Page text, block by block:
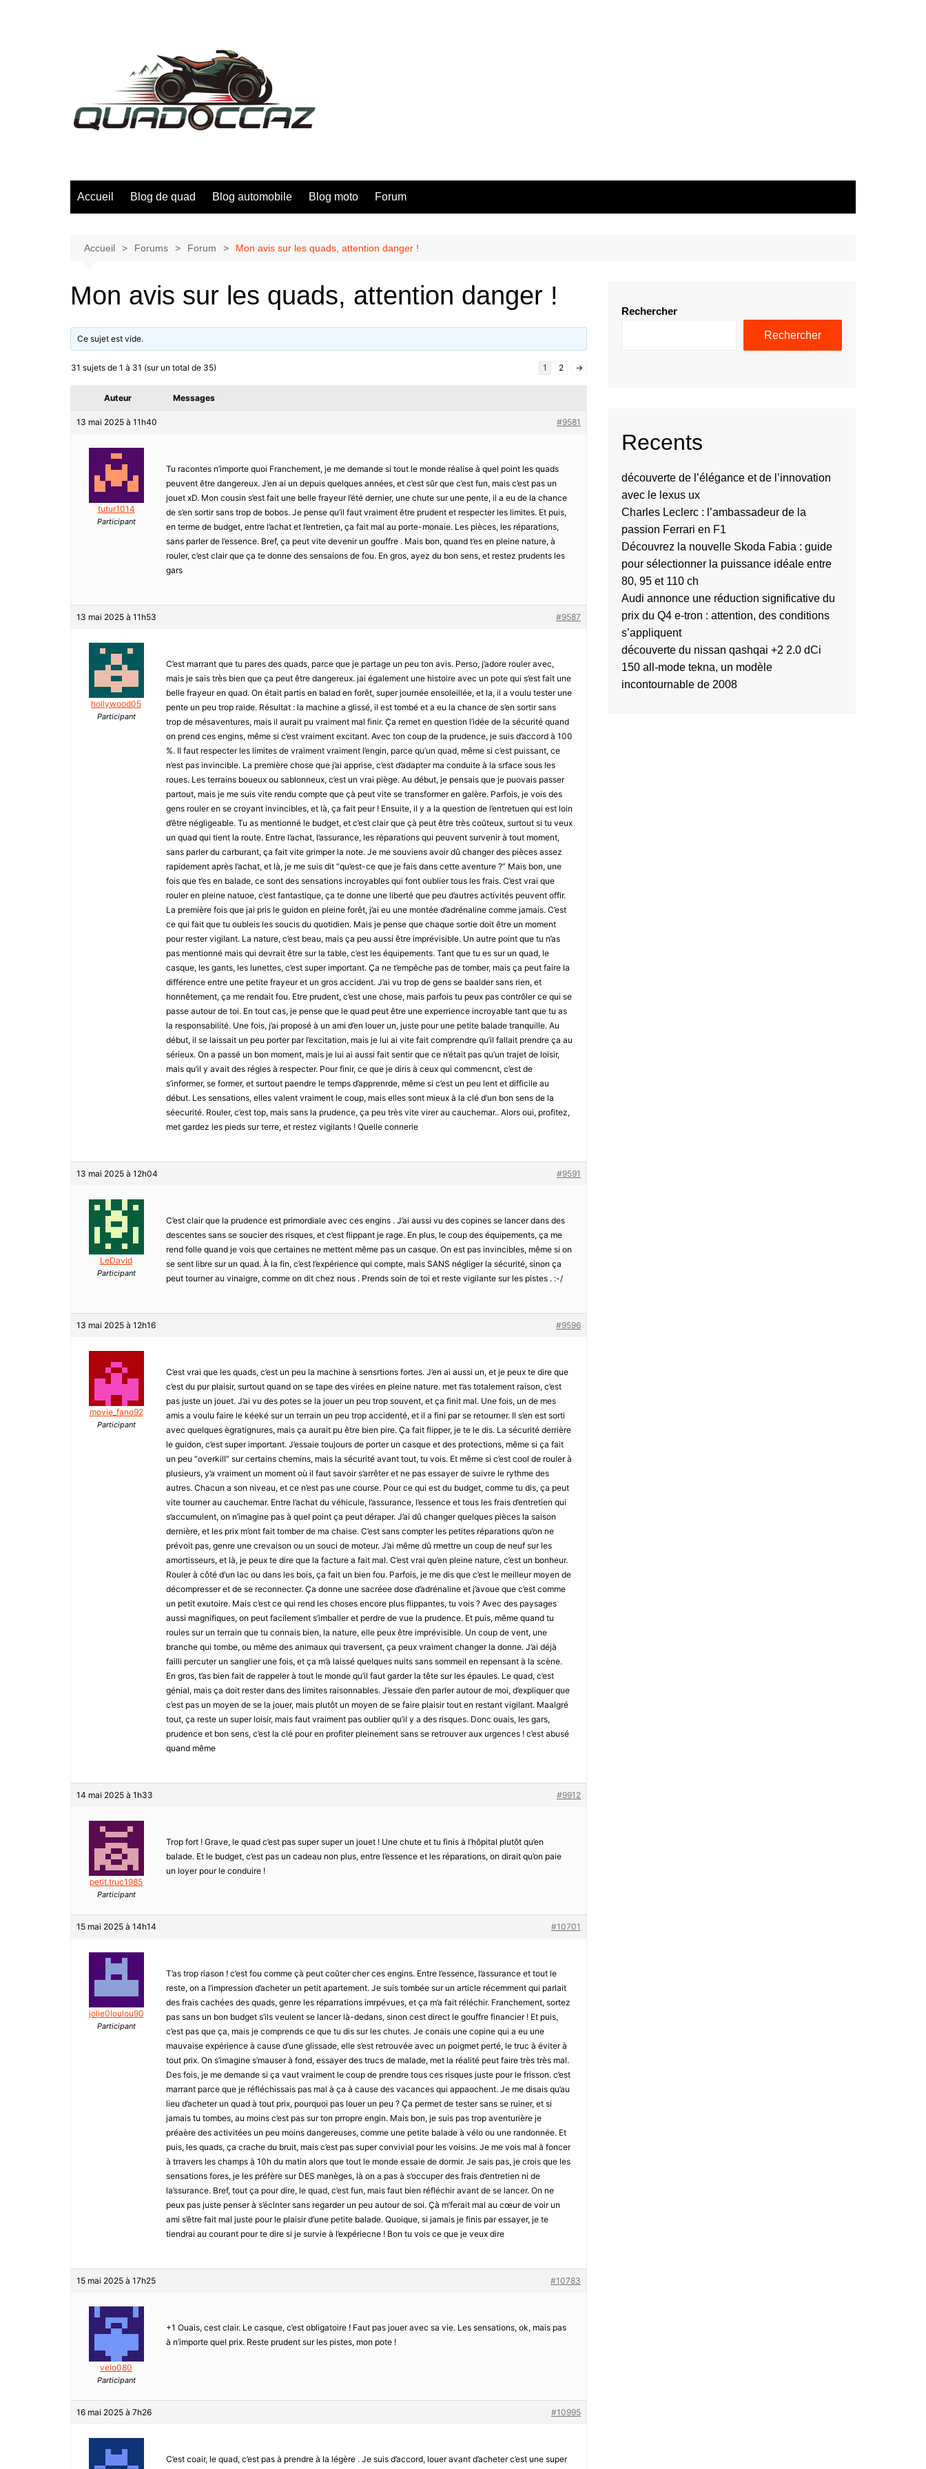
Accueil Blog de quad Blog automobile Blog moto Forum
Accueil Forums Forum Mon avis sur les quads, attention danger !
Mon avis sur les quads, attention danger !
Ce sujet est vide.
31 sujets de 1 à 31 (sur un total de 35) 1 2 →
Auteur Messages
13 mai 2025 à 11h40 #9581
tutur1014
Participant
Tu racontes n’importe quoi Franchement, je me demande si tout le monde réalise à quel point les quads
peuvent être dangereux. J’en ai un depuis quelques années, et c’est sûr que c’est fun, mais c’est pas un
jouet xD. Mon cousin s’est fait une belle frayeur l’été dernier, une chute sur une pente, il a eu de la chance
de s’en sortir sans trop de bobos. Je pense qu’il faut vraiment être prudent et respecter les limites. Et puis,
en terme de budget, entre l’achat et l’entretien, ça fait mal au porte-monaie. Les pièces, les réparations,
sans parler de l’essence. Bref, ça peut vite devenir un gouffre . Mais bon, quand t’es en pleine nature, à
rouler, c’est clair que ça te donne des sensaions de fou. En gros, ayez du bon sens, et restez prudents les
gars
13 mai 2025 à 11h53 #9587
hollywood05
Participant
C’est marrant que tu pares des quads, parce que je partage un peu ton avis. Perso, j’adore rouler avec,
mais je sais très bien que ça peut être dangereux. jai également une histoire avec un pote qui s’est fait une
belle frayeur en quad. On était partis en balad en forêt, super journée ensoleillée, et la, il a voulu tester une
pente un peu trop raide. Résultat : la machine a glissé, il est tombé et a eu la chance de s’en sortir sans
trop de mésaventures, mais il aurait pu vraiment mal finir. Ça remet en question l’idée de la sécurité quand
on prend ces engins, même si c’est vraiment excitant. Avec ton coup de la prudence, je suis d’accord à 100
%. Il faut respecter les limites de vraiment vraiment l’engin, parce qu’un quad, même si c’est puissant, ce
n’est pas invincible. La première chose que j’ai apprise, c’est d’adapter ma conduite à la srface sous les
roues. Les terrains boueux ou sablonneux, c’est un vrai piège. Au début, je pensais que je puovais passer
partout, mais je me suis vite rendu compte que çà peut vite se transformer en galère. Parfois, je vois des
gens rouler en se croyant invincibles, et là, ça fait peur ! Ensuite, il y a la question de l’entretuen qui est loin
d’être négligeable. Tu as mentionné le budget, et c’est clair que çà peut être très coûteux, surtout si tu veux
un quad qui tient la route. Entre l’achat, l’assurance, les réparations qui peuvent survenir à tout moment,
sans parler du carburant, ça fait vite grimper la note. Je me souviens avoir dû changer des pièces assez
rapidement après l’achat, et là, je me suis dit “qu’est-ce que je fais dans cette aventure ?” Mais bon, une
fois que t’es en balade, ce sont des sensations incroyables qui font oublier tous les frais. C’est vrai que
rouler en pleine natuoe, c’est fantastique, ça te donne une liberté que peu d’autres activités peuvent offir.
La première fois que jai pris le guidon en pleine forêt, j’ai eu une montée d’adrénaline comme jamais. C’est
ce qui fait que tu oubleis les soucis du quotidien. Mais je pense que chaque sortie doit être un moment
pour rester vigilant. La nature, c’est beau, mais ça peu aussi être imprévisible. Un autre point que tu n’as
pas mentionné mais qui devrait être sur la table, c’est les équipements. Tant que tu es sur un quad, le
casque, les gants, les lunettes, c’est super important. Ça ne t’empêche pas de tomber, mais ça peut faire la
différence entre une petite frayeur et un gros accident. J’ai vu trop de gens se baalder sans rien, et
honnêtement, ça me rendait fou. Etre prudent, c’est une chose, mais parfois tu peux pas contrôler ce qui se
passe autour de toi. En tout cas, je pense que le quad peut être une experrience incroyable tant que tu as
la responsabilité. Une fois, j’ai proposé à un ami d’en louer un, juste pour une petite balade tranquille. Au
début, il se laissait un peu porter par l’excitation, mais je lui ai vite fait comprendre qu’il fallait prendre ça au
sérieux. On a passé un bon moment, mais je lui ai aussi fait sentir que ce n’était pas qu’un trajet de loisir,
mais qu’il y avait des régles à respecter. Pour finir, ce que je diris à ceux qui commencnt, c’est de
s’informer, se former, et surtout paendre le temps d’apprenrde, même si c’est un peu lent et difficile au
début. Les sensations, elles valent vraiment le coup, mais elles sont mieux à la clé d’un bon sens de la
séecurité. Rouler, c’est top, mais sans la prudence, ça peu très vite virer au cauchemar.. Alors oui, profitez,
met gardez les pieds sur terre, et restez vigilants ! Quelle connerie
13 mai 2025 à 12h04 #9591
LeDavid
Participant
C’est clair que la prudence est primordiale avec ces engins . J’ai aussi vu des copines se lancer dans des
descentes sans se soucier des risques, et c’est flippant je rage. En plus, le coup des équipements, ça me
rend folle quand je vois que certaines ne mettent même pas un casque. On est pas invincibles, même si on
se sent libre sur un quad. À la fin, c’est l’expérience qui compte, mais SANS négliger la sécurité, sinon ça
peut tourner au vinaigre, comme on dit chez nous . Prends soin de toi et reste vigilante sur les pistes . :-/
13 mai 2025 à 12h16 #9596
movie_fano92
Participant
C’est vrai que les quads, c’est un peu la machine à sensrtions fortes. J’en ai aussi un, et je peux te dire que
c’est du pur plaisir, surtout quand on se tape des virées en pleine nature. met t’as totalement raison, c’est
pas juste un jouet. J’ai vu des potes se la jouer un peu trop souvent, et ça finit mal. Une fois, un de mes
amis a voulu faire le kéeké sur un terrain un peu trop accidenté, et il a fini par se retourner. Il s’en est sorti
avec quelques ègratignures, mais ça aurait pu être bien pire. Ça fait flipper, je te le dis. La sécurité derrière
le guidon, c’est super important. J’essaie toujours de porter un casque et des protections, même si ça fait
un peu “overkill” sur certains chemins, mais la sécurité avant tout, tu vois. Et même si c’est cool de rouler à
plusieurs, y’a vraiment un moment où il faut savoir s’arrêter et ne pas essayer de suivre le rythme des
autres. Chacun a son niveau, et ce n’est pas une course. Pour ce qui est du budget, comme tu dis, ça peut
vite tourner au cauchemar. Entre l’achat du véhicule, l’assurance, l’essence et tous les frais d’entretien qui
s’accumulent, on n’imagine pas à quel point ça peut déraper. J’ai dû changer quelques pièces la saison
dernière, et les prix m’ont fait tomber de ma chaise. C’est sans compter les petites réparations qu’on ne
prévoit pas, genre une crevaison ou un souci de moteur. J’ai même dû rmettre un coup de neuf sur les
amortisseurs, et là, je peux te dire que la facture a fait mal. C’est vrai qu’en pleine nature, c’est un bonheur.
Rouler à côté d’un lac ou dans les bois, ça fait un bien fou. Parfois, je me dis que c’est le meilleur moyen de
décompresser et de se reconnecter. Ça donne une sacréee dose d’adrénaline et j’avoue que c’est comme
un petit exutoire. Mais c’est ce qui rend les choses encore plus flippantes, tu vois ? Avec des paysages
aussi magnifiques, on peut facilement s’imballer et perdre de vue la prudence. Et puis, même quand tu
roules sur un terrain que tu connais bien, la nature, elle peux être imprévisible. Un coup de vent, une
branche qui tombe, ou même des animaux qui traversent, ça peux vraiment changer la donne. J’ai déjà
failli percuter un sanglier une fois, et ça m’à laissé quelques nuits sans sommeil en repensant à la scène.
En gros, t’as bien fait de rappeler à tout le monde qu’il faut garder la tête sur les épaules. Le quad, c’est
génial, mais ça doit rester dans des limites raisonnables. J’essaie d’en parler autour de moi, d’expliquer que
c’est pas un moyen de se la jouer, mais plutôt un moyen de se faire plaisir tout en restant vigilant. Maalgré
tout, ça reste un super loisir, mais faut vraiment pas oublier qu’il y a des risques. Donc ouais, les gars,
prudence et bon sens, c’est la clé pour en profiter pleinement sans se retrouver aux urgences ! c’est abusé
quand même
14 mai 2025 à 1h33 #9912
petit.truc1985
Participant
Trop fort ! Grave, le quad c’est pas super super un jouet ! Une chute et tu finis à l’hôpital plutôt qu’en
balade. Et le budget, c’est pas un cadeau non plus, entre l’essence et les réparations, on dirait qu’on paie
un loyer pour le conduire !
15 mai 2025 à 14h14 #10701
jolie0loulou90
Participant
T’as trop riason ! c’est fou comme çà peut coûter cher ces engins. Entre l’essence, l’assurance et tout le
reste, on a l’impression d’acheter un petit apartement. Je suis tombée sur un article récemment qui parlait
des frais cachées des quads, genre les réparrations imrpévues, et ça m’a fait réléchir. Franchement, sortez
pas sans un bon budget s’ils veulent se lancer là-dedans, sinon cest direct le gouffre financier ! Et puis,
c’est pas que ça, mais je comprends ce que tu dis sur les chutes. Je conais une copine qui a eu une
mauvaise expérience à cause d’une glissade, elle s’est retrouvée avec un poigmet perté, le truc à éviter à
tout prix. On s’imagine s’mauser à fond, essayer des trucs de malade, met la réalité peut faire très très mal.
Des fois, je me demande si ça vaut vraiment le coup de prendre tous ces risques juste pour le frisson. c’est
marrant parce que je réfléchissais pas mal à ça à cause des vacances qui appaochent. Je me disais qu’au
lieu d’acheter un quad à tout prix, pourquoi pas louer un peu ? Ça permet de tester sans se ruiner, et si
jamais tu tombes, au moins c’est pas sur ton prropre engin. Mais bon, je suis pas trop aventurière je
préaère des activitées un peu moins dangereuses, comme une petite balade à vélo ou une randonnée. Et
puis, les quads, ça crache du bruit, mais c’est pas super convivial pour les voisins. Je me vois mal à foncer
à trravers les champs à 10h du matin alors que tout le monde essaie de dormir. Je sais pas, je crois que les
sensations fores, je les préfère sur DES manèges, là on a pas à s’occuper des frais d’entretien ni de
la’ssurance. Bref, tout ça pour dire, le quad, c’est fun, mais faut bien réfléchir avant de se lancer. On ne
peux pas juste penser à s’éclnter sans regarder un peu autour de soi. Çà m’ferait mal au cœur de voir un
ami s’être fait mal juste pour le plaisir d’une petite balade. Quoique, si jamais je finis par essayer, je te
tiendrai au courant pour te dire si je survie à l’expériecne ! Bon tu vois ce que je veux dire
15 mai 2025 à 17h25 #10783
velo080
Participant
+1 Ouais, cest clair. Le casque, c’est obligatoire ! Faut pas jouer avec sa vie. Les sensations, ok, mais pas
à n’importe quel prix. Reste prudent sur les pistes, mon pote !
16 mai 2025 à 7h26 #10995
C’est coair, le quad, c’est pas à prendre à la légère . Je suis d’accord, louer avant d’acheter c’est une super
Rechercher
Rechercher
Recents
découverte de l’élégance et de l’innovation
avec le lexus ux
Charles Leclerc : l’ambassadeur de la
passion Ferrari en F1
Découvrez la nouvelle Skoda Fabia : guide
pour sélectionner la puissance idéale entre
80, 95 et 110 ch
Audi annonce une réduction significative du
prix du Q4 e-tron : attention, des conditions
s’appliquent
découverte du nissan qashqai +2 2.0 dCi
150 all-mode tekna, un modèle
incontournable de 2008